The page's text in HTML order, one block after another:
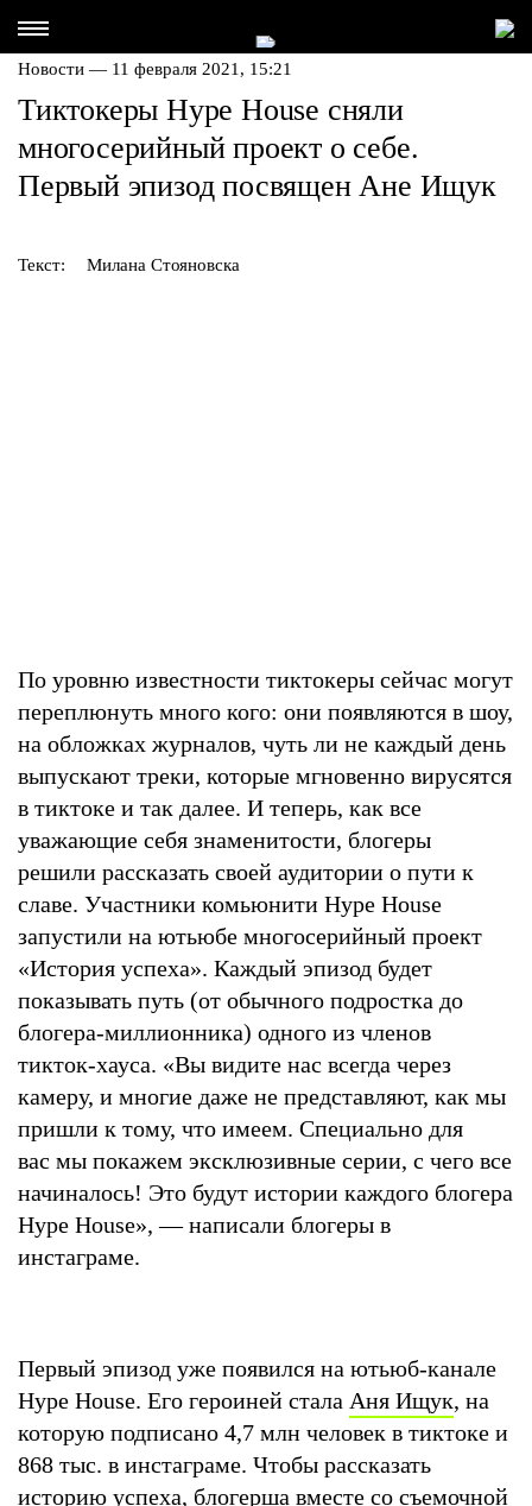
Новости — 11 февраля 2021, 15:21
Тиктокеры Hype House сняли
многосерийный проект о себе.
Первый эпизод посвящен Ане Ищук
Текст: Милана Стояновска
По уровню известности тиктокеры сейчас могут
переплюнуть много кого: они появляются в шоу,
на обложках журналов, чуть ли не каждый день
выпускают треки, которые мгновенно вирусятся
в тиктоке и так далее. И теперь, как все
уважающие себя знаменитости, блогеры
решили рассказать своей аудитории о пути к
славе. Участники комьюнити Hype House
запустили на ютьюбе многосерийный проект
«История успеха». Каждый эпизод будет
показывать путь (от обычного подростка до
блогера-миллионника) одного из членов
тикток-хауса. «Вы видите нас всегда через
камеру, и многие даже не представляют, как мы
пришли к тому, что имеем. Специально для
вас мы покажем эксклюзивные серии, с чего все
начиналось! Это будут истории каждого блогера
Hype House», — написали блогеры в
инстаграме.
Первый эпизод уже появился на ютьюб-канале
Hype House. Его героиней стала Аня Ищук, на
которую подписано 4,7 млн человек в тиктоке и
868 тыс. в инстаграме. Чтобы рассказать
историю успеха, блогерша вместе со съемочной